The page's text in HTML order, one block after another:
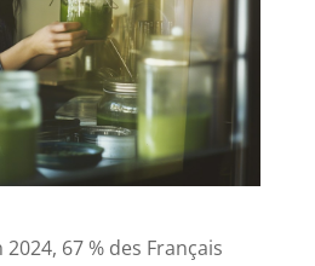
67 % des Français